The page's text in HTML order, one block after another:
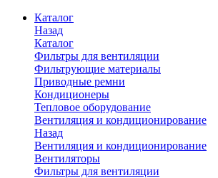
Каталог
Назад
Каталог
Фильтры для вентиляции
Фильтрующие материалы
Приводные ремни
Кондиционеры
Тепловое оборудование
Вентиляция и кондиционирование
Назад
Вентиляция и кондиционирование
Вентиляторы
Фильтры для вентиляции